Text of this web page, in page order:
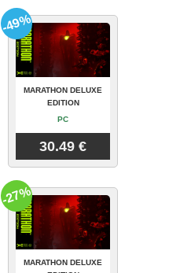
MARATHON DELUXE
EDITION
PC
30.49 €
-49%
MARATHON DELUXE
-27%